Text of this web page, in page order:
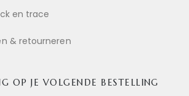
en trace
& retourneren
OP JE VOLGENDE BESTELLING